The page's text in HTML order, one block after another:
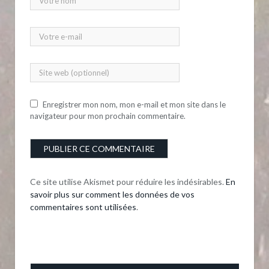
Enregistrer mon nom, mon e-mail et mon site dans le
navigateur pour mon prochain commentaire.
Ce site utilise Akismet pour réduire les indésirables. En
savoir plus sur comment les données de vos
commentaires sont utilisées.